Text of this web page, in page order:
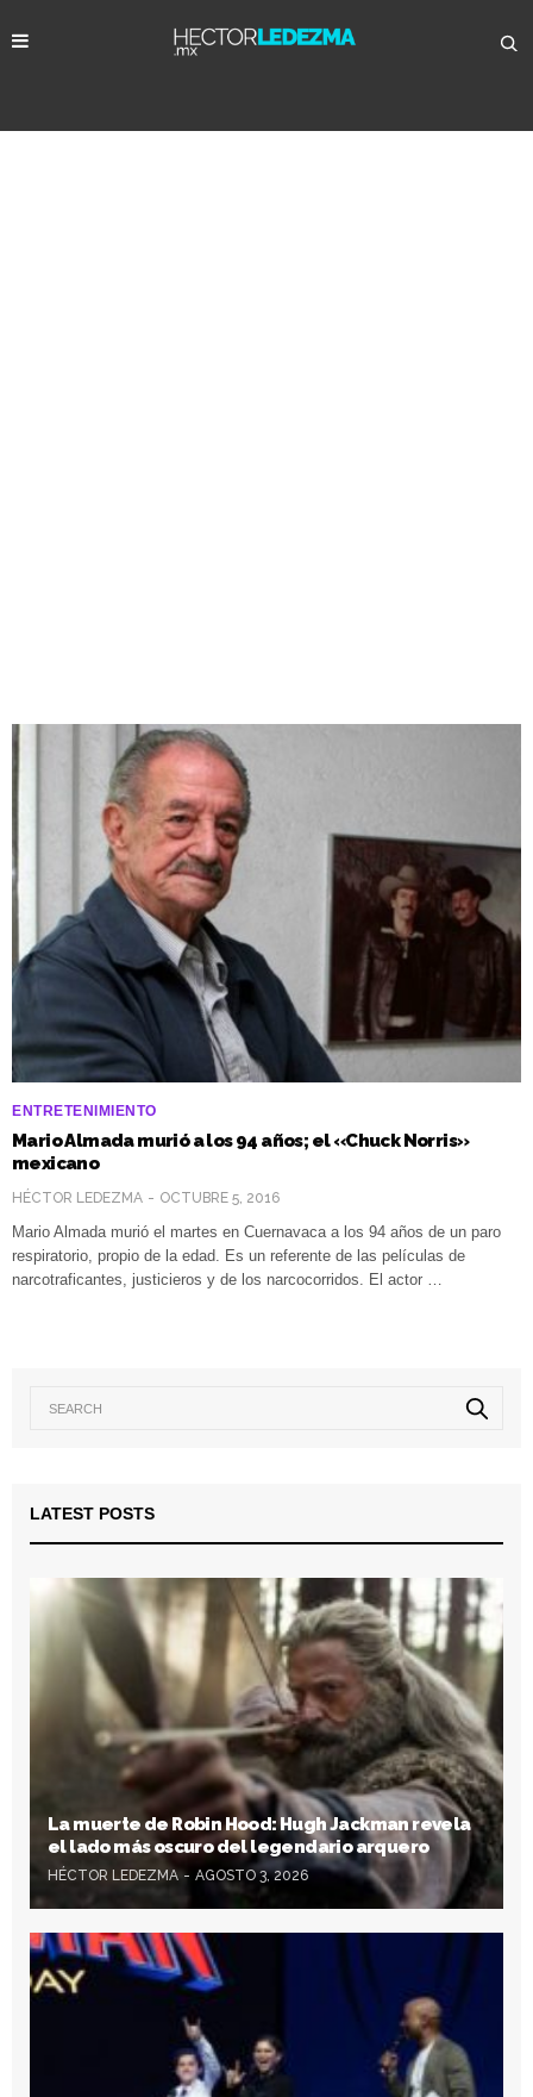
ENTRETENIMIENTO
Mario Almada murió a los 94 años; el «Chuck Norris»
mexicano
HÉCTOR LEDEZMA OCTUBRE 5, 2016
Mario Almada murió el martes en Cuernavaca a los 94 años de un paro
respiratorio, propio de la edad. Es un referente de las películas de
narcotraficantes, justicieros y de los narcocorridos. El actor …
LATEST POSTS
La muerte de Robin Hood: Hugh Jackman revela
el lado más oscuro del legendario arquero
HÉCTOR LEDEZMA AGOSTO 3, 2026